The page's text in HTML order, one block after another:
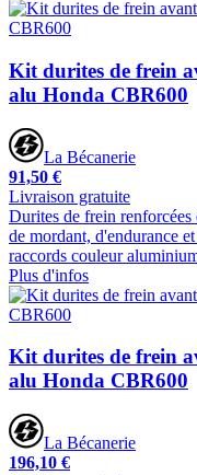
Kit durites de frein
alu Honda CBR600
La Bécanerie
91,50 €
Livraison gratuite
Durites de frein
de mordant, d'endurance
raccords couleur
Plus d'infos
Kit durites de frein
alu Honda CBR600
La Bécanerie
196,10 €